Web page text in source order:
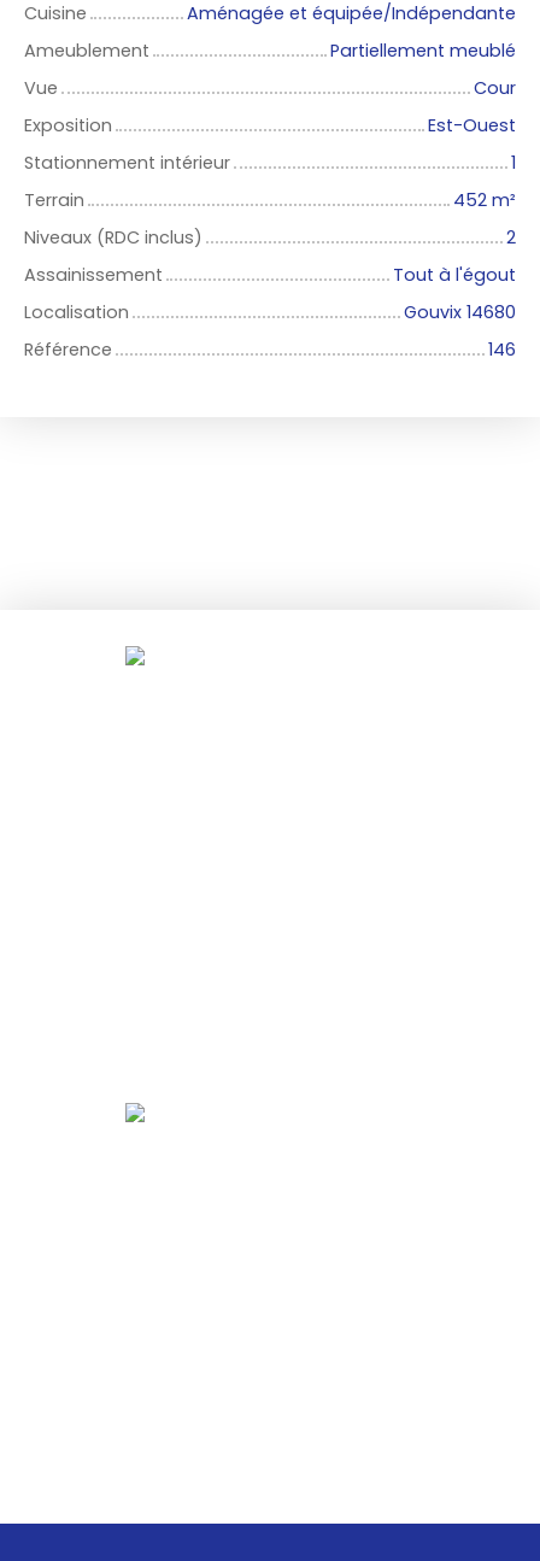
Cuisine
Aménagée et équipée/Indépendante
Ameublement
Partiellement meublé
Vue
Cour
Exposition
Est-Ouest
Stationnement intérieur
1
Terrain
452 m²
Niveaux (RDC inclus)
2
Assainissement
Tout à l'égout
Localisation
Gouvix 14680
Référence
146